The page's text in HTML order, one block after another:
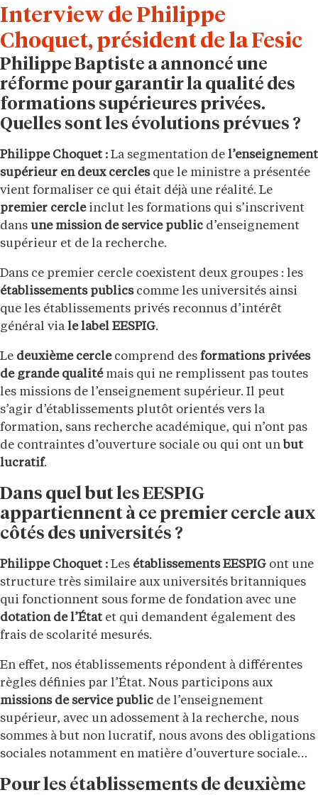
Interview de Philippe
Choquet, président de la Fesic
Philippe Baptiste a annoncé une
réforme pour garantir la qualité des
formations supérieures privées.
Quelles sont les évolutions prévues ?
Philippe Choquet : La segmentation de l’enseignement
supérieur en deux cerclesque le ministre a présentée
vient formaliser ce qui était déjà une réalité. Le
premier cercleinclut les formations qui s’inscrivent
dans une mission de service public d’enseignement
supérieur et de la recherche.
Dans ce premier cercle coexistent deux groupes : les
établissements publicscomme les universités ainsi
que les établissements privés reconnus d’intérêt
général via le label EESPIG.
Le deuxième cerclecomprend des formations privées
de grande qualitémais qui ne remplissent pas toutes
les missions de l’enseignement supérieur. Il peut
s’agir d’établissements plutôt orientés vers la
formation, sans recherche académique, qui n’ont pas
de contraintes d’ouverture sociale ou qui ont un but
lucratif.
Dans quel but les EESPIG
appartiennent à ce premier cercle aux
côtés des universités ?
Philippe Choquet : Les établissements EESPIG ont une
structure très similaire aux universités britanniques
qui fonctionnent sous forme de fondation avec une
dotation de l’Étatet qui demandent également des
frais de scolarité mesurés.
En effet, nos établissements répondent à différentes
règles définies par l’État. Nous participons aux
missions de service public de l’enseignement
supérieur, avec un adossement à la recherche, nous
sommes à but non lucratif, nous avons des obligations
sociales notamment en matière d’ouverture sociale…
Pour les établissements de deuxième